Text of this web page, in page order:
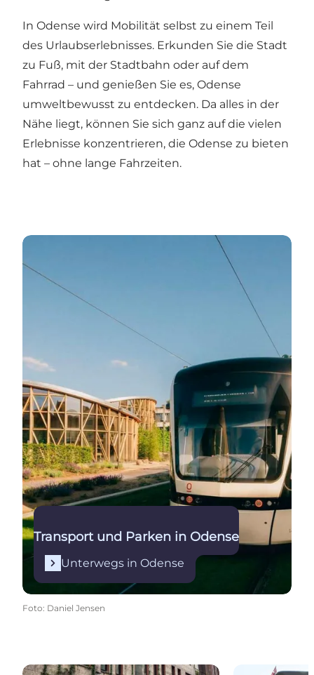
In Odense wird Mobilität selbst zu einem Teil
des Urlaubserlebnisses. Erkunden Sie die Stadt
zu Fuß, mit der Stadtbahn oder auf dem
Fahrrad – und genießen Sie es, Odense
umweltbewusst zu entdecken. Da alles in der
Nähe liegt, können Sie sich ganz auf die vielen
Erlebnisse konzentrieren, die Odense zu bieten
hat – ohne lange Fahrzeiten.
Unterwegs in Odense
Transport und Parken in Odense
Unterwegs in Odense
Foto: Daniel Jensen
Miete ein Fahrrad oder einen E-Scooter Die